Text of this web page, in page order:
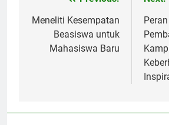
navigation
Meneliti Kesempatan
Beasiswa untuk
Mahasiswa Baru